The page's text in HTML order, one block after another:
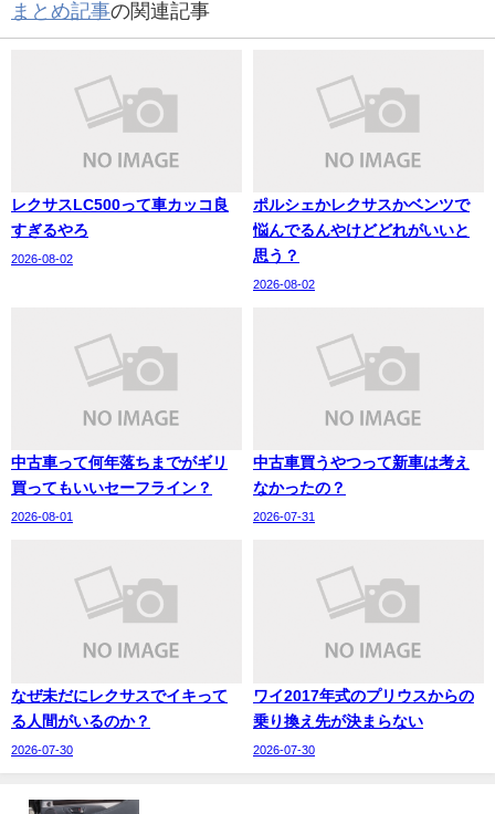
まとめ記事の関連記事
レクサスLC500って車カッコ良
すぎるやろ
2026-08-02
ポルシェかレクサスかベンツで
悩んでるんやけどどれがいいと
思う？
2026-08-02
中古車って何年落ちまでがギリ
買ってもいいセーフライン？
2026-08-01
中古車買うやつって新車は考え
なかったの？
2026-07-31
なぜ未だにレクサスでイキって
る人間がいるのか？
2026-07-30
ワイ2017年式のプリウスからの
乗り換え先が決まらない
2026-07-30